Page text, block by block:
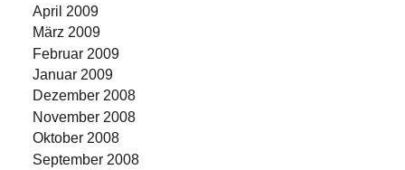
April 2009
März 2009
Februar 2009
Januar 2009
Dezember 2008
November 2008
Oktober 2008
September 2008